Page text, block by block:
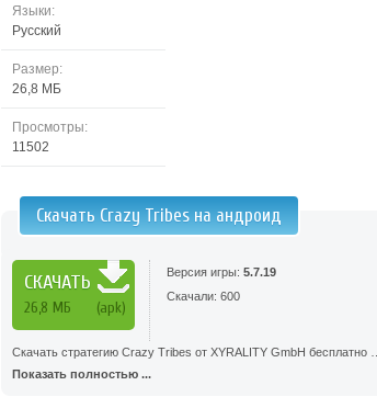
Языки:
Русский
Размер:
26,8 МБ
Просмотры:
11502
Скачать Crazy Tribes на андроид
СКАЧАТЬ
26,8 МБ (apk)
Версия игры: 5.7.19
Скачали: 600
Скачать стратегию Crazy Tribes от XYRALITY GmbH бесплатно …
Показать полностью ...